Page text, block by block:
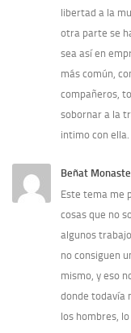
libertad a la
otra parte se
sea así en
más común,
compañeros,
sobornar a la
intimo con ella.
Beñat
Este tema me
cosas que no
algunos
no consiguen
mismo, y eso
donde todavía
los hombres,